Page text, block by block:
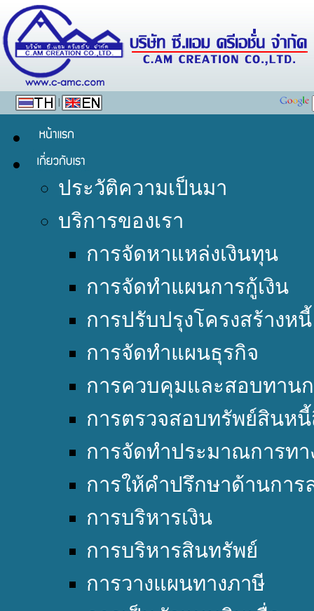
ประวัติความเป็นมา
บริการของเรา
การจัดหาแหล่งเงินทุน
การจัดทำแผนการกู้เงิน
การปรับปรุงโครงสร้างหนี้
การจัดทำแผนธุรกิจ
การควบคุมและสอบทาน
การตรวจสอบทรัพย์สินห
การจัดทำประมาณการทา
การให้คำปรึกษาด้านการ
การบริหารเงิน
การบริหารสินทรัพย์
การวางแผนทางภาษี